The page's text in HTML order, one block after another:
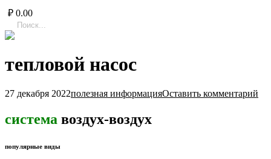
₽ 0.00
тепловой насос
27 декабря 2022полезная информацияОставить комментарий
система воздух-воздух
популярные виды